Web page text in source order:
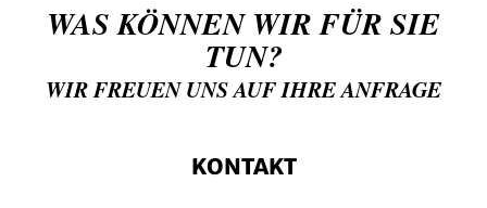
WAS KÖNNEN WIR FÜR SIE
TUN?
WIR FREUEN UNS AUF IHRE ANFRAGE
KONTAKT